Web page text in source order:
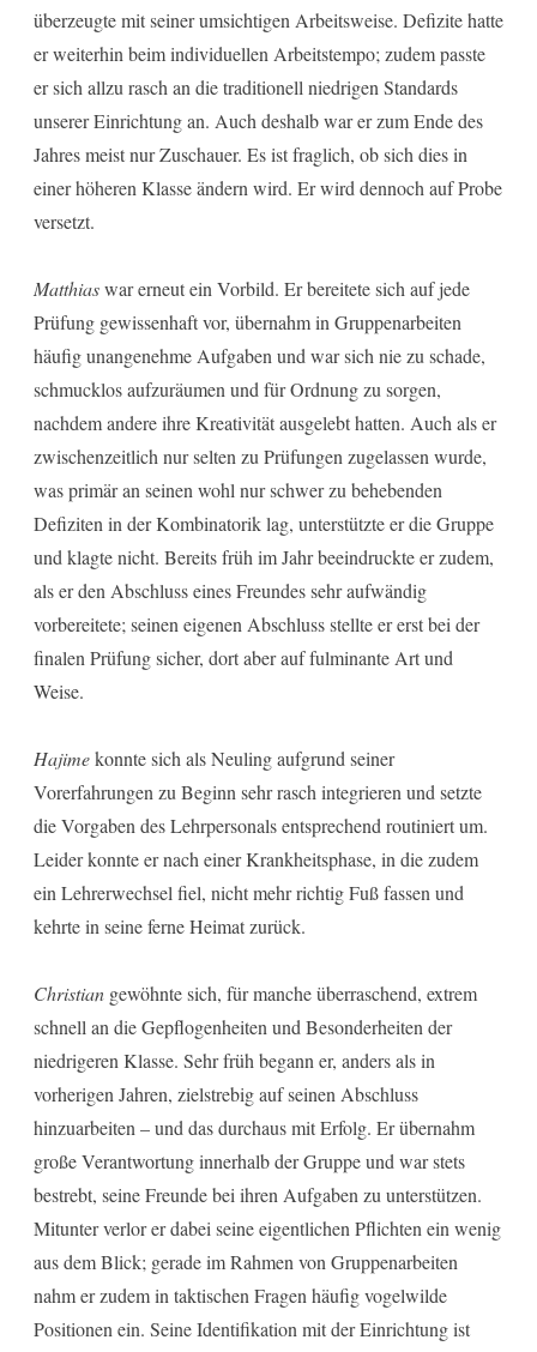
überzeugte mit seiner umsichtigen Arbeitsweise. Defizite hatte
er weiterhin beim individuellen Arbeitstempo; zudem passte
er sich allzu rasch an die traditionell niedrigen Standards
unserer Einrichtung an. Auch deshalb war er zum Ende des
Jahres meist nur Zuschauer. Es ist fraglich, ob sich dies in
einer höheren Klasse ändern wird. Er wird dennoch auf Probe
versetzt.
Matthiaswar erneut ein Vorbild. Er bereitete sich auf jede
Prüfung gewissenhaft vor, übernahm in Gruppenarbeiten
häufig unangenehme Aufgaben und war sich nie zu schade,
schmucklos aufzuräumen und für Ordnung zu sorgen,
nachdem andere ihre Kreativität ausgelebt hatten. Auch als er
zwischenzeitlich nur selten zu Prüfungen zugelassen wurde,
was primär an seinen wohl nur schwer zu behebenden
Defiziten in der Kombinatorik lag, unterstützte er die Gruppe
und klagte nicht. Bereits früh im Jahr beeindruckte er zudem,
als er den Abschluss eines Freundes sehr aufwändig
vorbereitete; seinen eigenen Abschluss stellte er erst bei der
finalen Prüfung sicher, dort aber auf fulminante Art und
Weise.
Hajimekonnte sich als Neuling aufgrund seiner
Vorerfahrungen zu Beginn sehr rasch integrieren und setzte
die Vorgaben des Lehrpersonals entsprechend routiniert um.
Leider konnte er nach einer Krankheitsphase, in die zudem
ein Lehrerwechsel fiel, nicht mehr richtig Fuß fassen und
kehrte in seine ferne Heimat zurück.
Christian gewöhnte sich, für manche überraschend, extrem
schnell an die Gepflogenheiten und Besonderheiten der
niedrigeren Klasse. Sehr früh begann er, anders als in
vorherigen Jahren, zielstrebig auf seinen Abschluss
hinzuarbeiten – und das durchaus mit Erfolg. Er übernahm
große Verantwortung innerhalb der Gruppe und war stets
bestrebt, seine Freunde bei ihren Aufgaben zu unterstützen.
Mitunter verlor er dabei seine eigentlichen Pflichten ein wenig
aus dem Blick; gerade im Rahmen von Gruppenarbeiten
nahm er zudem in taktischen Fragen häufig vogelwilde
Positionen ein. Seine Identifikation mit der Einrichtung ist